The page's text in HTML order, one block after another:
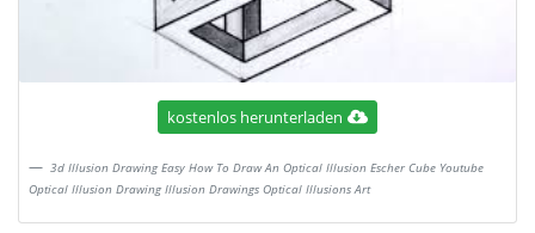
kostenlos herunterladen
3d Illusion Drawing Easy How To Draw An Optical Illusion Escher Cube Youtube
Optical Illusion Drawing Illusion Drawings Optical Illusions Art